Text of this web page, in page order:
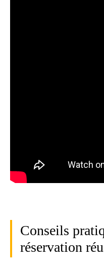
Conseils
réservation